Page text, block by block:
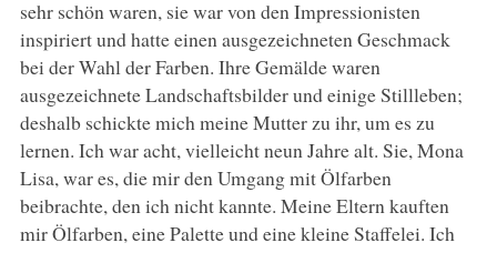
sehr schön waren, sie war von den Impressionisten
inspiriert und hatte einen ausgezeichneten Geschmack
bei der Wahl der Farben. Ihre Gemälde waren
ausgezeichnete Landschaftsbilder und einige Stillleben;
deshalb schickte mich meine Mutter zu ihr, um es zu
lernen. Ich war acht, vielleicht neun Jahre alt. Sie, Mona
Lisa, war es, die mir den Umgang mit Ölfarben
beibrachte, den ich nicht kannte. Meine Eltern kauften
mir Ölfarben, eine Palette und eine kleine Staffelei. Ich